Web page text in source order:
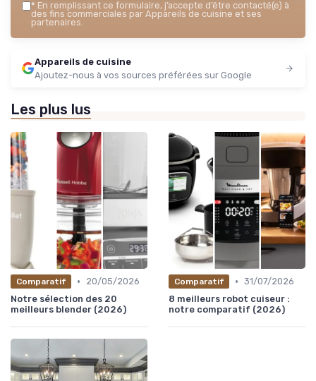
* En remplissant ce formulaire, j’accepte d’être contacté(e) à
des fins commerciales par Appareils de cuisine et ses
partenaires.
Appareils de cuisine
Ajoutez-nous à vos sources préférées sur Google
Les plus lus
Comparatif •
20/05/2026
Notre sélection des 20
meilleurs blender (2026)
Comparatif • 31/07/2026
8 meilleurs robot cuiseur :
notre comparatif (2026)